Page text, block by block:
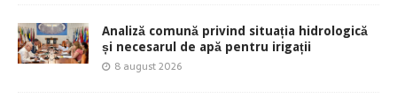
Analiză comună privind situația hidrologică
și necesarul de apă pentru irigații
8 august 2026